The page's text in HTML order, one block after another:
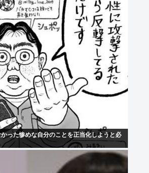
った惨めな自分のことを正当化しようと必